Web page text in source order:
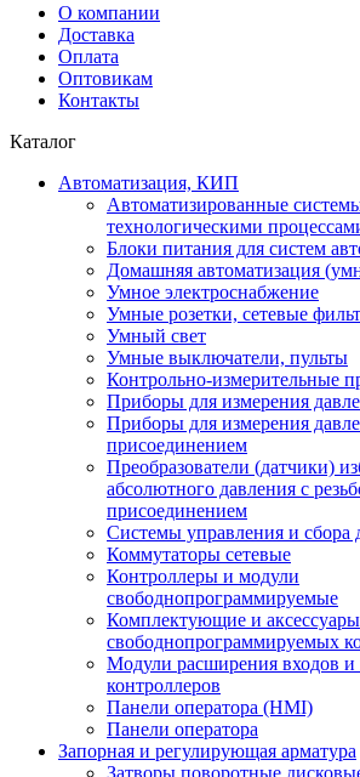
О компании
Доставка
Оплата
Оптовикам
Контакты
Каталог
Автоматизация, КИП
Автоматизированные
технологическими
Блоки питания для систем
Домашняя автоматизация
Умное электроснабжение
Умные розетки, сетевые
Умный свет
Умные выключатели, пульты
Контрольно-измерительные
Приборы для измерения
Приборы для измерения
присоединением
Преобразователи (датчики)
абсолютного давления с
присоединением
Системы управления и сбора
Коммутаторы сетевые
Контроллеры и модули
свободнопрограммируемые
Комплектующие и аксессуары
свободнопрограммируемых
Модули расширения входов и
контроллеров
Панели оператора (HMI)
Панели оператора
Запорная и регулирующая арматура
Затворы поворотные